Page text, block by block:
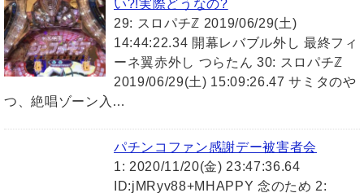
い?!実際どうなの?
29: スロパチℤ 2019/06/29(土)
14:44:22.34 開幕レバブル外し 最終フィ
ーネ翼赤外し つらたん 30: スロパチℤ
2019/06/29(土) 15:09:26.47 サミタのや
つ、絶唱ゾーン入…
パチンコファン感謝デー被害者会
1: 2020/11/20(金) 23:47:36.64
ID:jMRyv88+MHAPPY 念のため 2: